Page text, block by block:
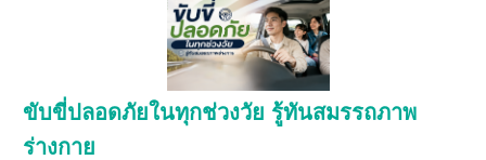
ขับขี่ปลอดภัยในทุกช่วงวัย รู้ทันสมรรถภาพ
ร่างกาย